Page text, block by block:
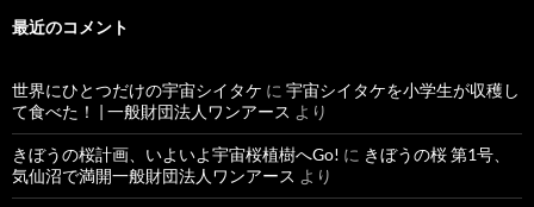
最近のコメント
世界にひとつだけの宇宙シイタケ に 宇宙シイタケを小学生が収穫し
て食べた！ | 一般財団法人ワンアース より
きぼうの桜計画、いよいよ宇宙桜植樹へGo! に きぼうの桜 第1号、
気仙沼で満開一般財団法人ワンアース より